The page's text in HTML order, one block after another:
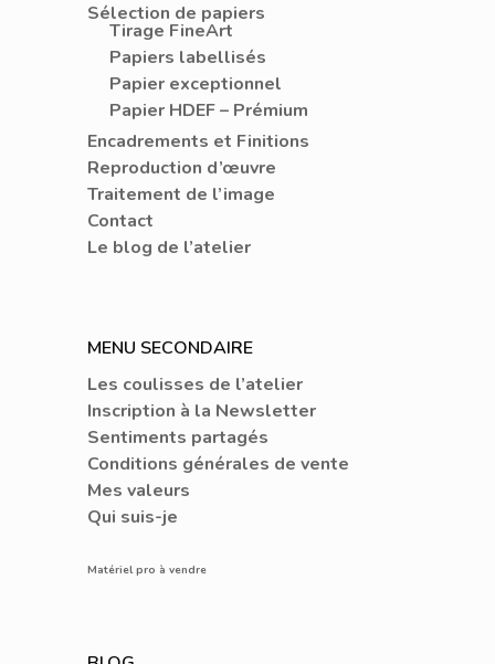
Sélection de papiers
Tirage FineArt
Papiers labellisés
Papier exceptionnel
Papier HDEF – Prémium
Encadrements et Finitions
Reproduction d’œuvre
Traitement de l’image
Contact
Le blog de l’atelier
MENU SECONDAIRE
Les coulisses de l’atelier
Inscription à la Newsletter
Sentiments partagés
Conditions générales de vente
Mes valeurs
Qui suis-je
Matériel pro à vendre